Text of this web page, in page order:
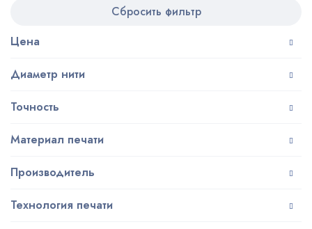
Сбросить фильтр
Цена
Диаметр нити
Точность
Материал печати
Производитель
Технология печати